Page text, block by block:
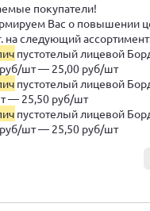
покупатели!
Вас о повышении
на следующий
пустотелый лицевой
шт — 25,00 руб/шт
пустотелый лицевой
— 25,50 руб/шт
пустотелый лицевой
шт — 25,50 руб/шт